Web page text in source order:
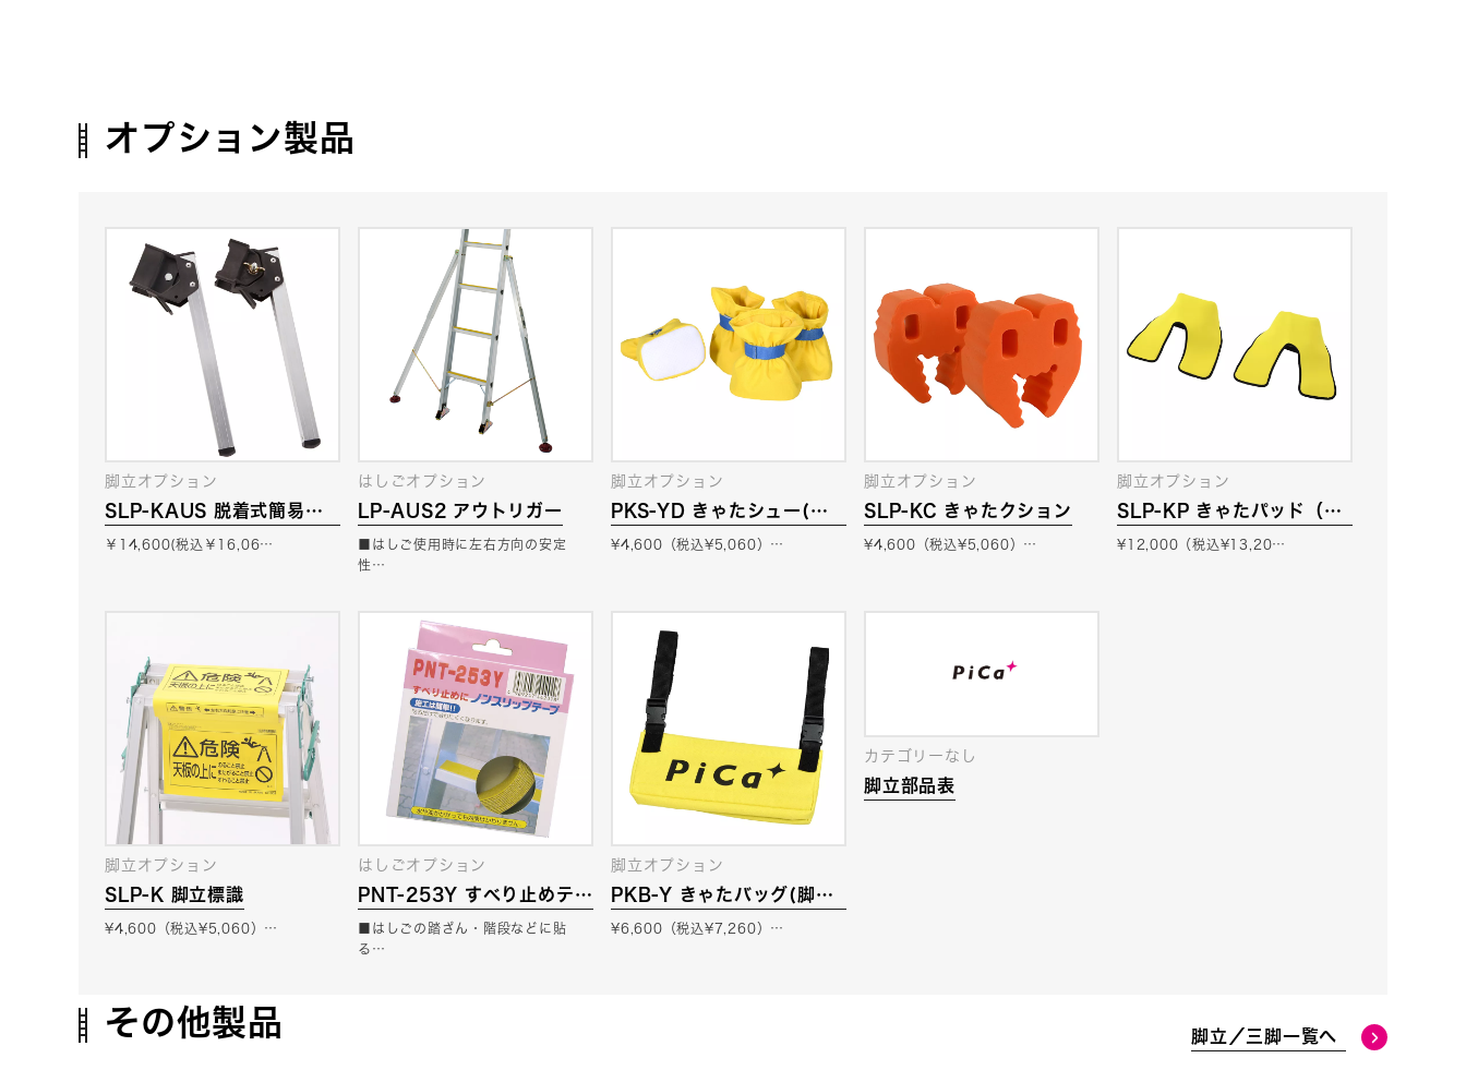
オプション製品
SLP-KAUS 脱着式簡易ア
ウトリガー（脚立用）
脚立オプション
￥14,600(税込￥16,06…
LP-AUS2 アウトリガー
はしごオプション
■はしご使用時に左右方向の安定
性…
PKS-YD きゃたシュー(脚
立用脚カバー)
脚立オプション
¥4,600（税込¥5,060）…
SLP-KC きゃたクション
脚立オプション
¥4,600（税込¥5,060）…
SLP-KP きゃたパッド（脚
立用緩衝材）
脚立オプション
¥12,000（税込¥13,20…
SLP-K 脚立標識
脚立オプション
¥4,600（税込¥5,060）…
PNT-253Y すべり止めテー
プ
はしごオプション
■はしごの踏ざん・階段などに貼
る…
PKB-Y きゃたバッグ(脚立
用小物バッグ)
脚立オプション
¥6,600（税込¥7,260）…
脚立部品表
カテゴリーなし
その他製品 脚立／三脚一覧へ